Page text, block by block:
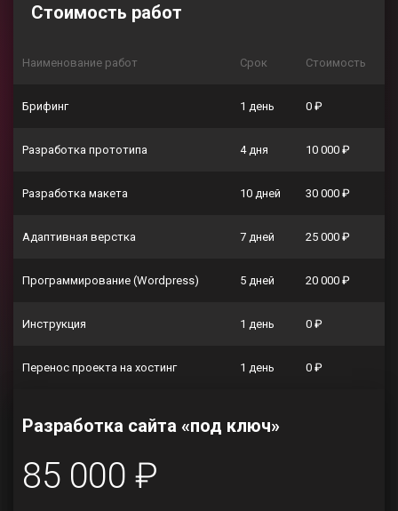
Стоимость работ
Наименование работ Срок Стоимость
Брифинг 1 день 0 ₽
Разработка прототипа 4 дня 10 000 ₽
Разработка макета 10 дней 30 000 ₽
Адаптивная верстка 7 дней 25 000 ₽
Программирование (Wordpress) 5 дней 20 000 ₽
Инструкция 1 день 0 ₽
Перенос проекта на хостинг 1 день 0 ₽
Разработка сайта «под ключ»
85 000 ₽